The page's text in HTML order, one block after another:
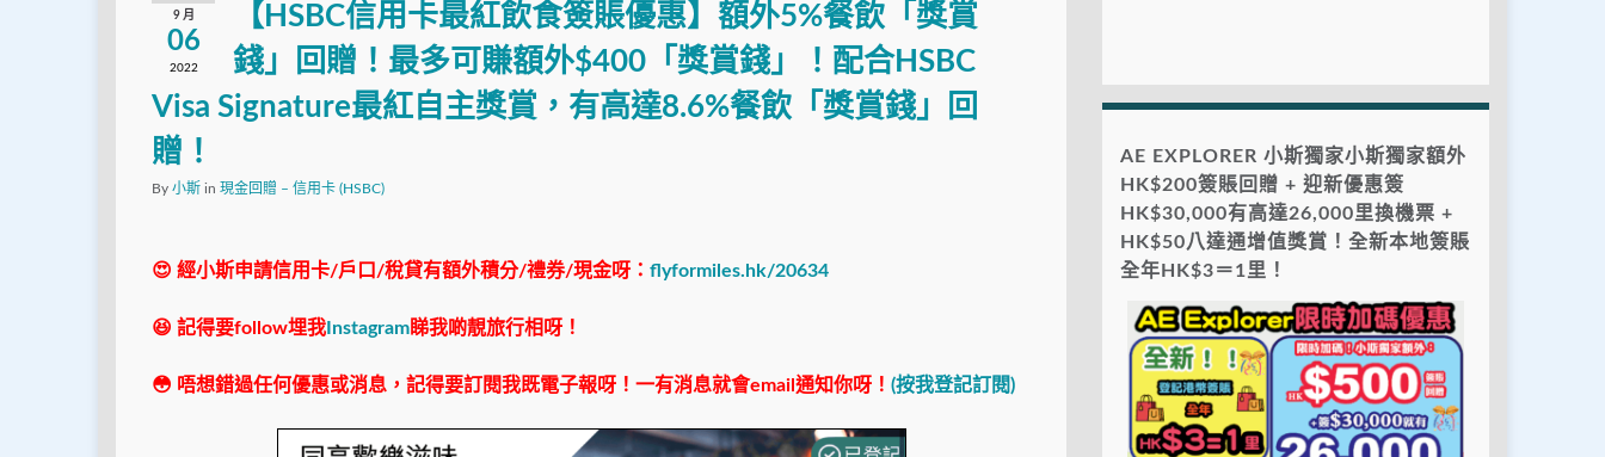
9 月
06
2022
【HSBC信用卡最紅飲食簽賬優惠】額外5%餐飲「獎賞
錢」回贈！最多可賺額外$400「獎賞錢」！配合HSBC
Visa Signature最紅自主獎賞，有高達8.6%餐飲「獎賞錢」回
贈！
By 小斯 in 現金回贈 – 信用卡 (HSBC)
😍 經小斯申請信用卡/戶口/稅貸有額外積分/禮券/現金呀： flyformiles.hk/20634
😆 記得要follow埋我 Instagram睇我啲靚旅行相呀！
😳 唔想錯過任何優惠或消息，記得要訂閱我既電子報呀！一有消息就會email通知你呀！ (按我登記訂閱)
AE EXPLORER 小斯獨家小斯獨家額外
HK$200簽賬回贈 + 迎新優惠簽
HK$30,000有高達26,000里換機票 +
HK$50八達通增值獎賞！全新本地簽賬
全年HK$3＝1里！